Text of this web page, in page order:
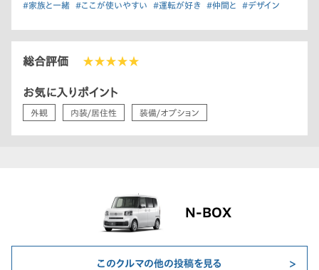
#家族と一緒 #ここが使いやすい #運転が好き #仲間と #デザイン
総合評価 ★★★★★
お気に入りポイント
外観 内装/居住性 装備/オプション
N-BOX
このクルマの他の投稿を見る